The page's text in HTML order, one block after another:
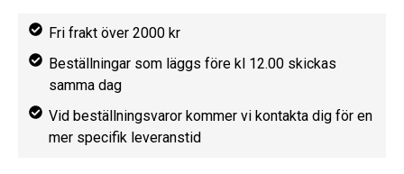
Fri frakt över 2000 kr
Beställningar som läggs före kl 12.00 skickas
samma dag
Vid beställningsvaror kommer vi kontakta dig för en
mer specifik leveranstid